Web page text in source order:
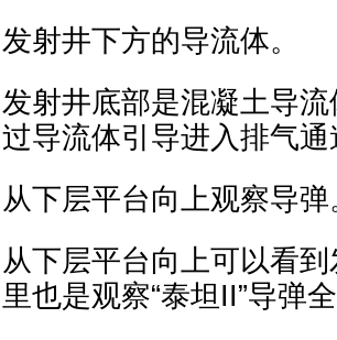
发射井下方的导流体。
发射井底部是混凝土导
过导流体引导进入排气
从下层平台向上观察导弹
从下层平台向上可以看
里也是观察“泰坦II”导弹